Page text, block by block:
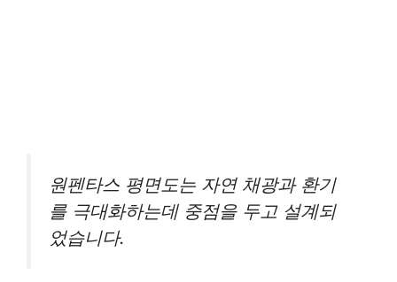
원펜타스 평면도는 자연 채광과 환기
를 극대화하는데 중점을 두고 설계되
었습니다.